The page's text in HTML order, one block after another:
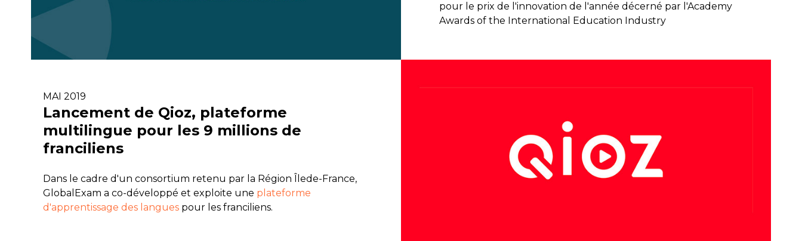
pour le prix de l'innovation de l'année décerné par l'Academy
Awards of the International Education Industry
MAI 2019
Lancement de Qioz, plateforme
multilingue pour les 9 millions de
franciliens
Dans le cadre d'un consortium retenu par la Région Îlede-France,
GlobalExam a co-développé et exploite une plateforme
d'apprentissage des langues pour les franciliens.